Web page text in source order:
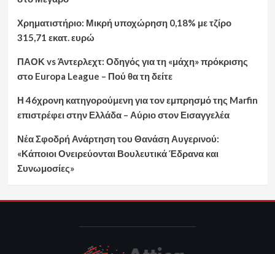
Χρηματιστήριο: Μικρή υποχώρηση 0,18% με τζίρο
315,71 εκατ. ευρώ
ΠΑΟΚ vs Άντερλεχτ: Οδηγός για τη «μάχη» πρόκρισης
στο Europa League – Πού θα τη δείτε
Η 46χρονη κατηγορούμενη για τον εμπρησμό της Marfin
επιστρέφει στην Ελλάδα – Αύριο στον Εισαγγελέα
Νέα Σφοδρή Ανάρτηση του Θανάση Αυγερινού:
«Κάποιοι Ονειρεύονται Βουλευτικά Έδρανα και
Συνωμοσίες»